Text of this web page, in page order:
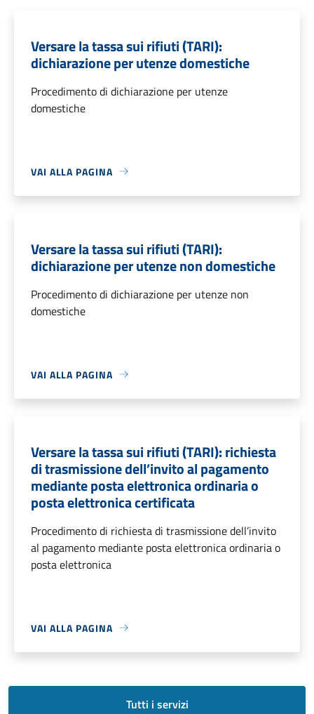
Versare la tassa sui rifiuti (TARI):
dichiarazione per utenze domestiche
Procedimento di dichiarazione per utenze
domestiche
VAI ALLA PAGINA
Versare la tassa sui rifiuti (TARI):
dichiarazione per utenze non domestiche
Procedimento di dichiarazione per utenze non
domestiche
VAI ALLA PAGINA
Versare la tassa sui rifiuti (TARI): richiesta
di trasmissione dell’invito al pagamento
mediante posta elettronica ordinaria o
posta elettronica certificata
Procedimento di richiesta di trasmissione dell’invito
al pagamento mediante posta elettronica ordinaria o
posta elettronica
VAI ALLA PAGINA
Tutti i servizi